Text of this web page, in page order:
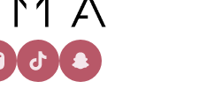
tiktok snapchat